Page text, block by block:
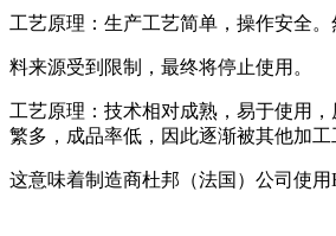
工艺原理：生产工艺简单，操作安全
料来源受到限制，最终将停止使用。
工艺原理：技术相对成熟，易于使用
繁多，成品率低，因此逐渐被其他加工
这意味着制造商杜邦（法国）公司使